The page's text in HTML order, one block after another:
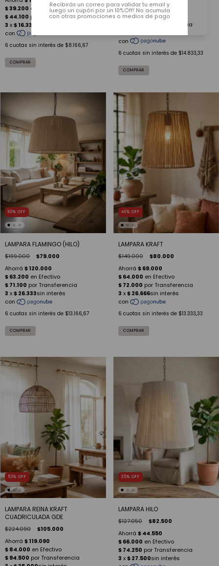
6 cuotas sin interés de $8.166,67
COMPRAR
6 cuotas sin interés de $14.833,33
COMPRAR
60% OFF
LAMPARA FLAMINGO (HILO)
$199.000 $79.000
6 cuotas sin interés de $13.166,67
46% OFF
LAMPARA KRAFT
$149.000 $80.000
6 cuotas sin interés de $13.333,33
COMPRAR
53% OFF
LAMPARA REINA KRAFT
CUADRICULADA GDE
$224.090 $105.000
35% OFF
LAMPARA HILO
$127.050 $82.500
Recibirás un correo para validar tu email y
luego un cupón por un 10%Off! No acumula
con otras promociones o medios de pago